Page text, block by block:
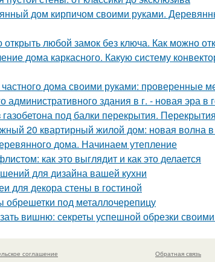
дом кирпичом своими руками.
открыть любой замок без ключа. Как можно
дома каркасного. Какую систему
дома своими руками: проверенные
административного здания в г. - новая эра в
под балки перекрытия.
20 квартирный жилой дом: новая волна в
дома. Начинаем утепление
как это выглядит и как это делается
для дизайна вашей кухни
для декора стены в гостиной
под металлочерепицу
вишню: секреты успешной обрезки
соглашение Обратная связь